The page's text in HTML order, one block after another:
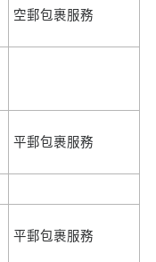
空郵包裹服務
平郵包裹服務
平郵包裹服務